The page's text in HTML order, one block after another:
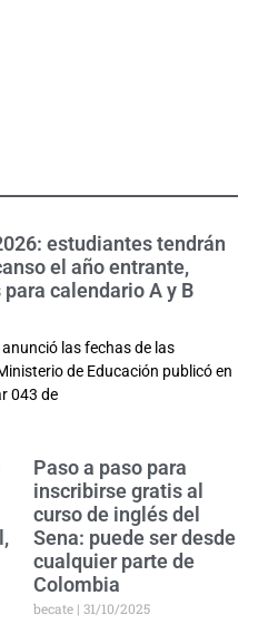
estudiantes tendrán
el año entrante,
calendario A y B
las fechas de las
de Educación publicó en
043 de
Paso a paso para
inscribirse gratis al
curso de inglés del
Sena: puede ser desde
cualquier parte de
Colombia
becate 31/10/2025